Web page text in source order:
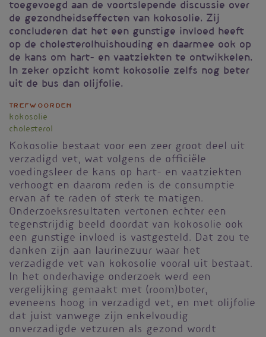
toegevoegd aan de voortslepende discussie over
de gezondheidseffecten van kokosolie. Zij
concluderen dat het een gunstige invloed heeft
op de cholesterolhuishouding en daarmee ook op
de kans om hart- en vaatziekten te ontwikkelen.
In zeker opzicht komt kokosolie zelfs nog beter
uit de bus dan olijfolie.
Trefwoorden
kokosolie
cholesterol
Kokosolie bestaat voor een zeer groot deel uit
verzadigd vet, wat volgens de officiële
voedingsleer de kans op hart- en vaatziekten
verhoogt en daarom reden is de consumptie
ervan af te raden of sterk te matigen.
Onderzoeksresultaten vertonen echter een
tegenstrijdig beeld doordat van kokosolie ook
een gunstige invloed is vastgesteld. Dat zou te
danken zijn aan laurinezuur waar het
verzadigde vet van kokosolie vooral uit bestaat.
In het onderhavige onderzoek werd een
vergelijking gemaakt met (room)boter,
eveneens hoog in verzadigd vet, en met olijfolie
dat juist vanwege zijn enkelvoudig
onverzadigde vetzuren als gezond wordt